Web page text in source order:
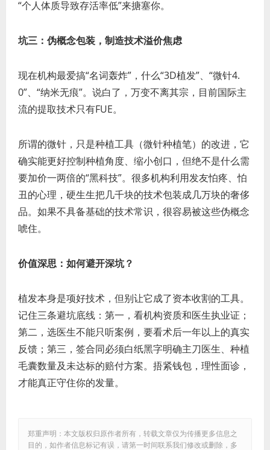
“个人体质导致存活率低”来搪塞你。
坑三：伪概念包装，制造技术溢价焦虑
现在机构最爱搞“名词轰炸”，什么“3D植发”、“微针4.
0”、“纳米无痕”。说白了，万变不离其宗，目前国际主
流的提取技术只有FUE。
所谓的微针，只是种植工具（微针种植笔）的改进，它
确实能更好控制种植角度、缩小创口，但绝不是什么需
要加价一两倍的“黑科技”。很多机构利用发友怕疼、怕
丑的心理，硬生生把几千块的技术包装成几万块的奢侈
品。如果不具备基础的技术常识，很容易被这些伪概念
唬住。
价值深思：如何避开深坑？
植发本身是项好技术，但别让它成了资本收割的工具。
记住三条避坑底线：第一，看机构资质和医生执业证；
第二，选医生不能只听案例，要看术后一年以上的真实
反馈；第三，签合同必须白纸黑字明确主刀医生、种植
毛囊数量及未达标的赔付方案。捂紧钱包，理性面诊，
才能真正守住你的发量。
郑重声明：本文版权归原作者所有，转载文章仅为传播更多信息之
目的，如作者信息标记有误，请第一时间联系我们修改或删除，多